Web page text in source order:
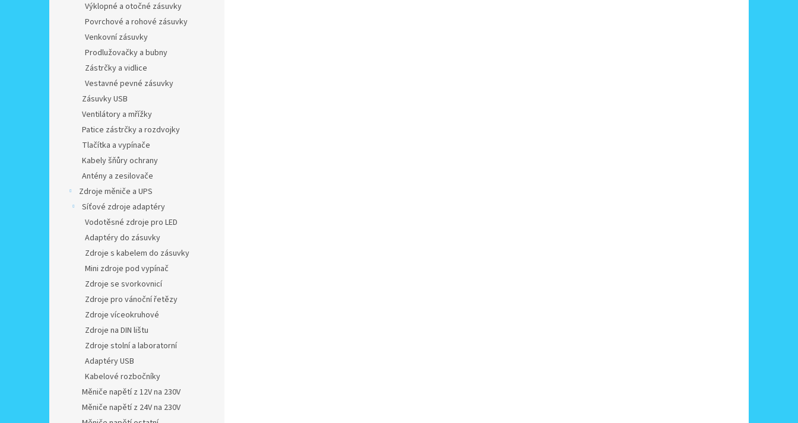
Výklopné a otočné zásuvky
Povrchové a rohové zásuvky
Venkovní zásuvky
Prodlužovačky a bubny
Zástrčky a vidlice
Vestavné pevné zásuvky
Zásuvky USB
Ventilátory a mřížky
Patice zástrčky a rozdvojky
Tlačítka a vypínače
Kabely šňůry ochrany
Antény a zesilovače
Zdroje měniče a UPS
Síťové zdroje adaptéry
Vodotěsné zdroje pro LED
Adaptéry do zásuvky
Zdroje s kabelem do zásuvky
Mini zdroje pod vypínač
Zdroje se svorkovnicí
Zdroje pro vánoční řetězy
Zdroje víceokruhové
Zdroje na DIN lištu
Zdroje stolní a laboratorní
Adaptéry USB
Kabelové rozbočníky
Měniče napětí z 12V na 230V
Měniče napětí z 24V na 230V